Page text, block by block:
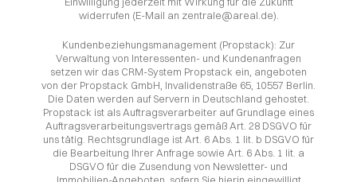
widerrufen (E-Mail an zentrale@areal.de).
Kundenbeziehungsmanagement (Propstack): Zur
Verwaltung von Interessenten- und Kundenanfragen
setzen wir das CRM-System Propstack ein, angeboten
von der Propstack GmbH, Invalidenstraße 65, 10557 Berlin.
Die Daten werden auf Servern in Deutschland gehostet.
Propstack ist als Auftragsverarbeiter auf Grundlage eines
Auftragsverarbeitungsvertrags gemäß Art. 28 DSGVO für
uns tätig. Rechtsgrundlage ist Art. 6 Abs. 1 lit. b DSGVO für
die Bearbeitung Ihrer Anfrage sowie Art. 6 Abs. 1 lit. a
DSGVO für die Zusendung von Newsletter- und